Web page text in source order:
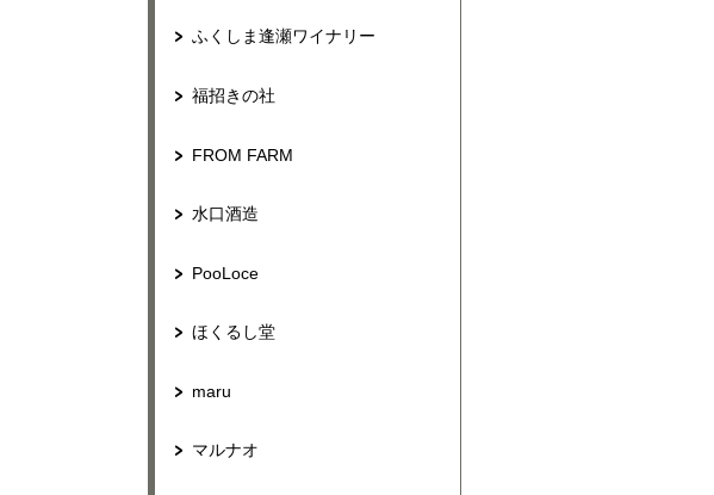
ふくしま逢瀬ワイナリー
福招きの社
FROM FARM
水口酒造
PooLoce
ほくるし堂
maru
マルナオ